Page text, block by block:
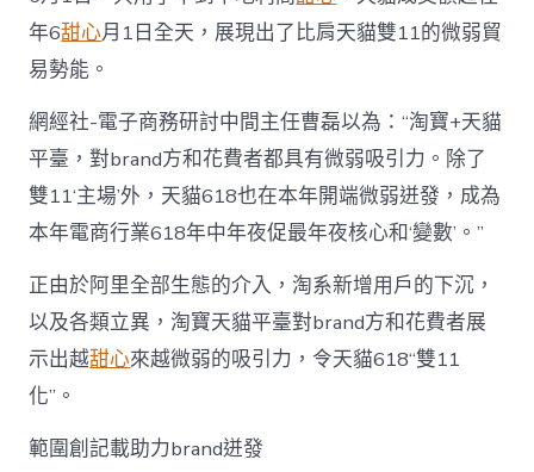
年6甜心月1日全天，展現出了比肩天貓雙11的微弱貿
易勢能。
網經社-電子商務研討中間主任曹磊以為：“淘寶+天貓
平臺，對brand方和花費者都具有微弱吸引力。除了
雙11‘主場’外，天貓618也在本年開端微弱迸發，成為
本年電商行業618年中年夜促最年夜核心和‘變數’。”
正由於阿里全部生態的介入，淘系新增用戶的下沉，
以及各類立異，淘寶天貓平臺對brand方和花費者展
示出越甜心來越微弱的吸引力，令天貓618“雙11
化”。
範圍創記載助力brand迸發